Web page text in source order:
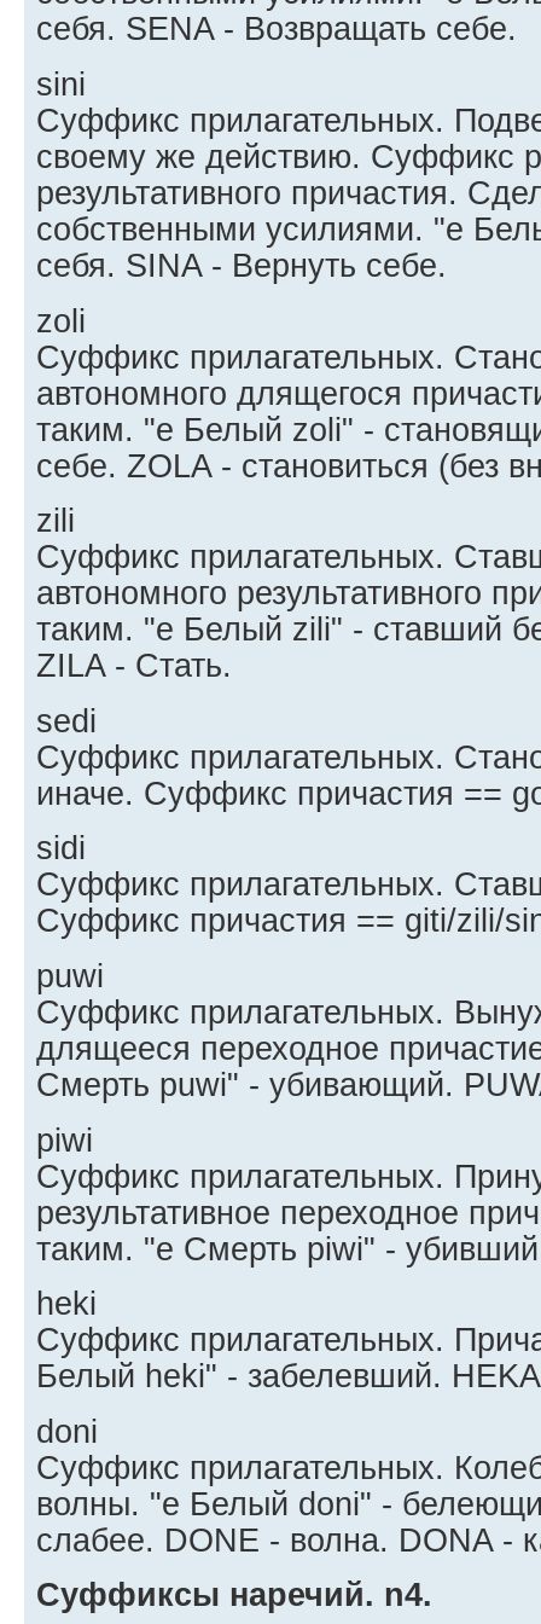
себя. SENA - Возвращать себе.
sini
Суффикс прилагательных.
своему же действию. Суффикс
результативного причастия.
собственными усилиями. "e
себя. SINA - Вернуть себе.
zoli
Суффикс прилагательных.
автономного длящегося
таким. "e Белый zoli" -
себе. ZOLA - становиться (без
zili
Суффикс прилагательных.
автономного результативного
таким. "e Белый zili" - ставший
ZILA - Стать.
sedi
Суффикс прилагательных.
иначе. Суффикс причастия ==
sidi
Суффикс прилагательных.
Суффикс причастия == giti/zili/
puwi
Суффикс прилагательных.
длящееся переходное
Смерть puwi" - убивающий.
piwi
Суффикс прилагательных.
результативное переходное
таким. "e Смерть piwi" -
heki
Суффикс прилагательных.
Белый heki" - забелевший.
doni
Суффикс прилагательных.
волны. "e Белый doni" -
слабее. DONE - волна. DONA -
Суффиксы наречий. n4.